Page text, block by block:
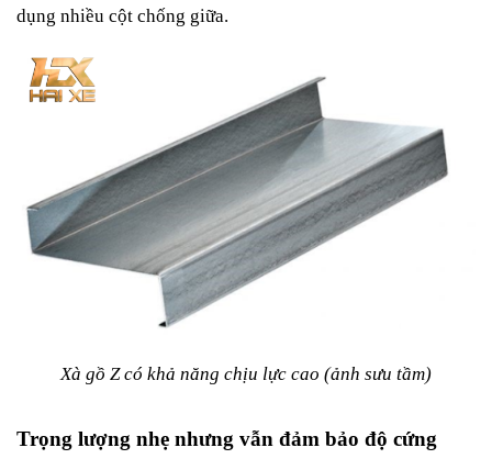
dụng nhiều cột chống giữa.
Xà gồ Z có khả năng chịu lực cao (ảnh sưu tầm)
Trọng lượng nhẹ nhưng vẫn đảm bảo độ cứng